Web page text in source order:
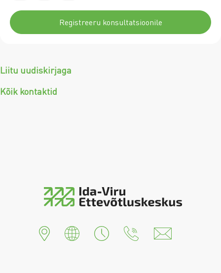
Registreeru konsultatsioonile
Liitu uudiskirjaga
Kõik kontaktid